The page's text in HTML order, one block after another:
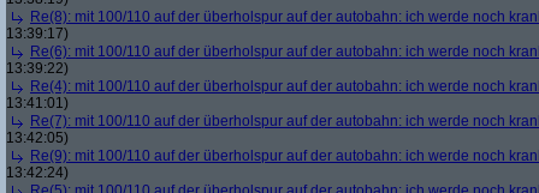
Re(8): mit 100/110 auf der überholspur auf der autobahn: ich werde noch
13:39:17)
Re(6): mit 100/110 auf der überholspur auf der autobahn: ich werde noch
13:39:22)
Re(4): mit 100/110 auf der überholspur auf der autobahn: ich werde noch
13:41:01)
Re(7): mit 100/110 auf der überholspur auf der autobahn: ich werde noch
13:42:05)
Re(9): mit 100/110 auf der überholspur auf der autobahn: ich werde noch
13:42:24)